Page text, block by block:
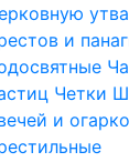
и
Четки
и